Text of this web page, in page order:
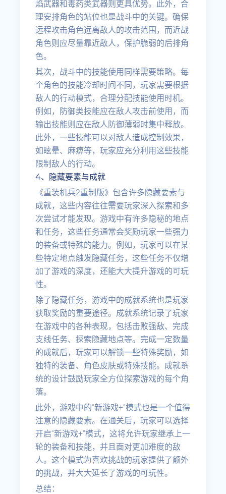
焰武器和毒药类武器则更具优势。此外，合
理安排角色的站位也是战斗中的关键。确保
远程攻击角色远离敌人的攻击范围，而近战
角色则应尽量靠近敌人，保护脆弱的后排角
色。
其次，战斗中的技能使用同样需要策略。每
个角色的技能冷却时间不同，玩家需要根据
敌人的行动模式，合理分配技能使用时机。
例如，防御类技能应在敌人攻击前使用，而
输出技能则应在敌人防御薄弱时集中释放。
此外，一些技能可以对敌人造成控制效果，
如眩晕、麻痹等，玩家应充分利用这些技能
限制敌人的行动。
4、隐藏要素与成就
《重装机兵2重制版》包含许多隐藏要素与
成就，这些内容往往需要玩家深入探索和多
次尝试才能发现。游戏中有许多隐秘的地点
和任务，这些任务通常会奖励玩家一些强力
的装备或特殊的能力。例如，玩家可以在某
些特定地点触发隐藏任务，这些任务不仅增
加了游戏的深度，还能大大提升游戏的可玩
性。
除了隐藏任务，游戏中的成就系统也是玩家
获取奖励的重要途径。成就系统记录了玩家
在游戏中的各种表现，包括击败强敌、完成
支线任务、探索隐藏地点等。完成一定数量
的成就后，玩家可以解锁一些特殊奖励，如
独特的装备、角色皮肤或特殊技能。成就系
统的设计鼓励玩家全方位探索游戏的每个角
落。
此外，游戏中的“新游戏+”模式也是一个值得
注意的隐藏要素。在通关后，玩家可以选择
开启“新游戏+”模式，这将允许玩家继承上一
轮的装备和技能，并且面对更加难度的敌
人。这个模式为喜欢挑战的玩家提供了额外
的挑战，并大大延长了游戏的可玩性。
总结：